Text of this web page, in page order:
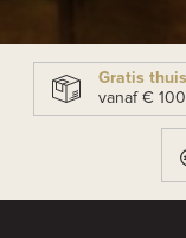
Gratis
vanaf €